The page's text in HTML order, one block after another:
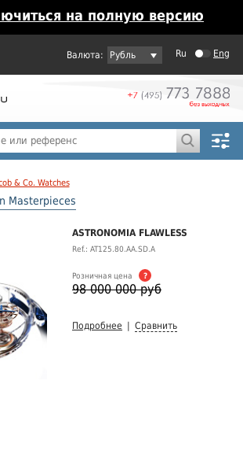
на полную версию
Рубль Ru Eng
& Co. Watches
Masterpieces
ASTRONOMIA FLAWLESS
Ref.: AT125.80.AA.SD.A
Розничная цена ?
98 000 000 руб
Подробнее Сравнить